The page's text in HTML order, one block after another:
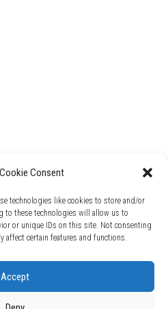
Consent
technologies like cookies to store and/or
to these technologies will allow us to
or unique IDs on this site. Not consenting
affect certain features and functions.
Accept
Visos teisės saugomos.
informaciją be sutikimo yra